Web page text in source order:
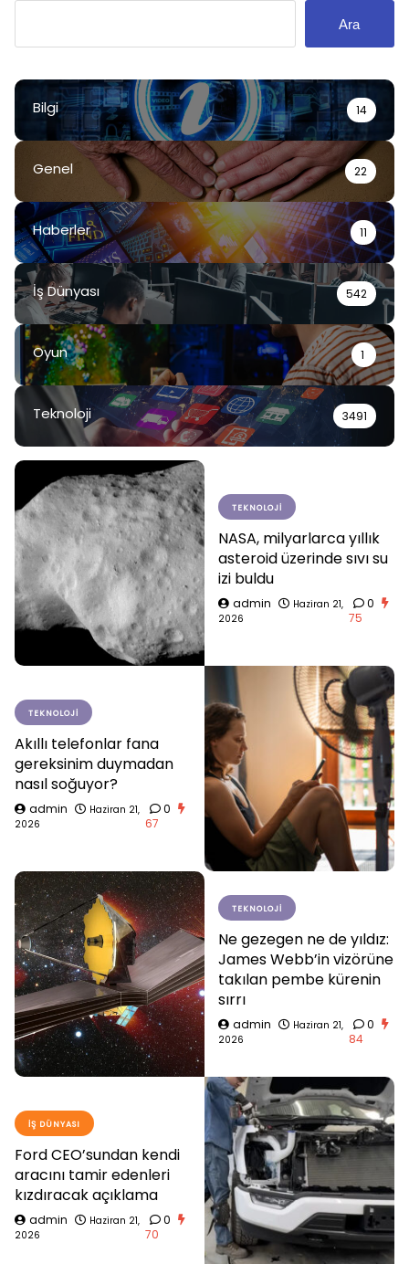
Ara
Bilgi 14
Genel 22
Haberler 11
İş Dünyası 542
Oyun 1
Teknoloji 3491
TEKNOLOJI
NASA, milyarlarca yıllık
asteroid üzerinde sıvı su
izi buldu
admin
Haziran 21,
2026
0
75
TEKNOLOJI
Akıllı telefonlar fana
gereksinim duymadan
nasıl soğuyor?
admin
Haziran 21,
2026
0
67
TEKNOLOJI
Ne gezegen ne de yıldız:
James Webb’in vizörüne
takılan pembe kürenin
sırrı
admin
Haziran 21,
2026
0
84
İŞ DÜNYASI
Ford CEO’sundan kendi
aracını tamir edenleri
kızdıracak açıklama
admin
Haziran 21,
2026
0
70